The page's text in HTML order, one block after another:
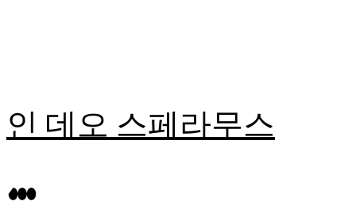
인 데오 스페라무스